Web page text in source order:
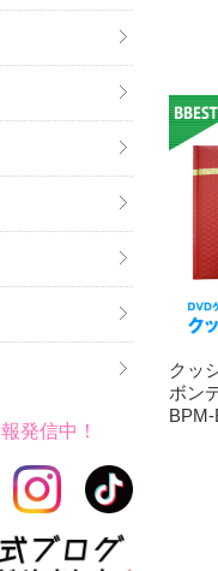
クッ
ボン
BPM-
発信中！